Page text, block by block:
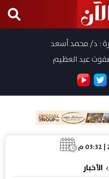
: د/ محمد أسعد
عبد العظيم
الأخبار